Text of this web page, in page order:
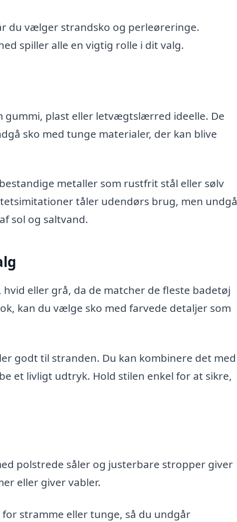
du vælger strandsko og perleøreringe.
spiller alle en vigtig rolle i dit valg.
plast eller letvægtslærred ideelle. De
sko med tunge materialer, der kan blive
metaller som rustfrit stål eller sølv
tåler udendørs brug, men undgå
sol og saltvand.
eller grå, da de matcher de fleste badetøj
kan du vælge sko med farvede detaljer som
godt til stranden. Du kan kombinere det med
et livligt udtryk. Hold stilen enkel for at sikre,
polstrede såler og justerbare stropper giver
eller giver vabler.
stramme eller tunge, så du undgår